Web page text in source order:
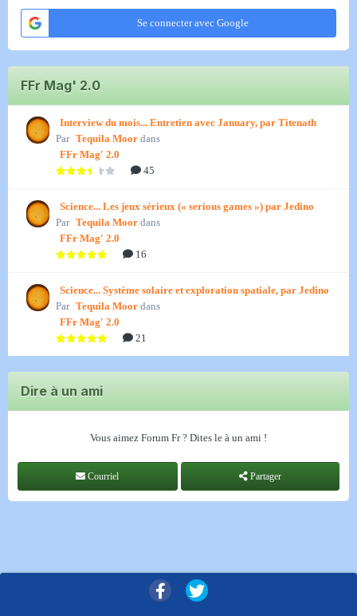
Se connecter avec Google
FFr Mag' 2.0
Interview du mois... Entretien avec January, par Titenath
Par Tequila Moor dans
FFr Mag' 2.0
45
Science... Les jeux sérieux (« serious games ») par Jedino
Par Tequila Moor dans
FFr Mag' 2.0
16
Science... Système solaire et exploration spatiale, par Jedino
Par Tequila Moor dans
FFr Mag' 2.0
21
Dire à un ami
Vous aimez Forum Fr ? Dites le à un ami !
Courriel Partager